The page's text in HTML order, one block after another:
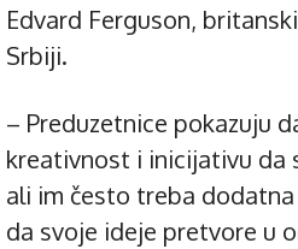
Edvard Ferguson,
Srbiji.
– Preduzetnice pokazuju
kreativnost i inicijativu da
ali im često treba
da svoje ideje pretvore u